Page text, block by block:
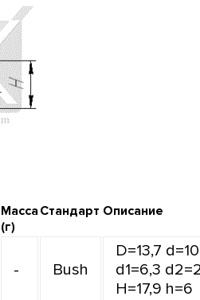
Масса
(г)
Стандарт Описание
- Bush
D=13,7 d=10
d1=6,3
H=17,9 h=6